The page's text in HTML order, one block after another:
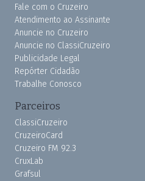
Fale com o Cruzeiro
Atendimento ao Assinante
Anuncie no Cruzeiro
Anuncie no ClassiCruzeiro
Publicidade Legal
Repórter Cidadão
Trabalhe Conosco
Parceiros
ClassiCruzeiro
CruzeiroCard
Cruzeiro FM 92.3
CruxLab
Grafsul